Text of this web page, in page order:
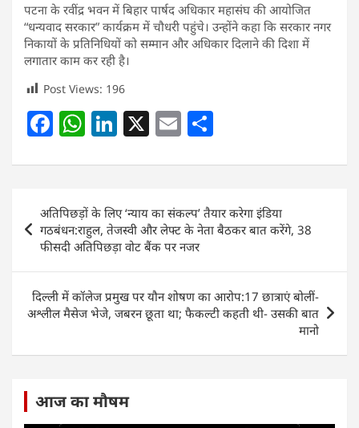
पटना के रवींद्र भवन में बिहार पार्षद अधिकार महासंघ की आयोजित
“धन्यवाद सरकार” कार्यक्रम में चौधरी पहुंचे। उन्होंने कहा कि सरकार नगर
निकायों के प्रतिनिधियों को सम्मान और अधिकार दिलाने की दिशा में
लगातार काम कर रही है।
Post Views: 196
F
c
e
b
o
o
k
W
at
s
A
p
p
Li
k
e
dI
n
X E
ai
l
ar
e
Post
navigation
अतिपिछड़ों के लिए ‘न्याय का संकल्प’ तैयार करेगा इंडिया
गठबंधन:राहुल, तेजस्वी और लेफ्ट के नेता बैठकर बात करेंगे, 38
फीसदी अतिपिछड़ा वोट बैंक पर नजर
दिल्ली में कॉलेज प्रमुख पर यौन शोषण का आरोप:17 छात्राएं बोलीं-
अश्लील मैसेज भेजे, जबरन छूता था; फैकल्टी कहती थी- उसकी बात
मानो
आज का मौषम